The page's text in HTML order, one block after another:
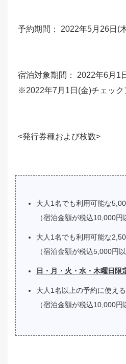
予約期間： 2022年5月26日(
宿泊対象期間： 2022年6月1
※2022年7月1日(金)チェック
<発行券種および枚数>
大人1名でも利用可能な
（宿泊金額が税込10,000
大人1名でも利用可能な
（宿泊金額が税込5,000円
日・月・火・水・木曜日限
大人1名以上の予約に使え
（宿泊金額が税込10,000